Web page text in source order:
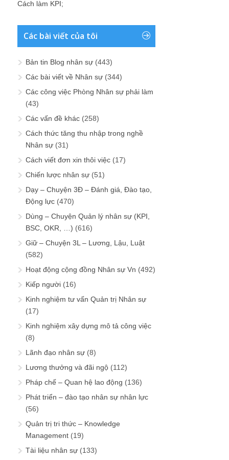
Cách làm KPI;
Các bài viết của tôi
Bản tin Blog nhân sự (443)
Các bài viết về Nhân sự (344)
Các công việc Phòng Nhân sự phải làm
(43)
Các vấn đề khác (258)
Cách thức tăng thu nhập trong nghề
Nhân sự (31)
Cách viết đơn xin thôi việc (17)
Chiến lược nhân sự (51)
Dạy – Chuyện 3Đ – Đánh giá, Đào tạo,
Động lực (470)
Dùng – Chuyện Quản lý nhân sự (KPI,
BSC, OKR, …) (616)
Giữ – Chuyện 3L – Lương, Lậu, Luật
(582)
Hoạt động cộng đồng Nhân sự Vn (492)
Kiếp người (16)
Kinh nghiệm tư vấn Quản trị Nhân sự
(17)
Kinh nghiệm xây dựng mô tả công việc
(8)
Lãnh đạo nhân sự (8)
Lương thưởng và đãi ngộ (112)
Pháp chế – Quan hệ lao động (136)
Phát triển – đào tạo nhân sự nhân lực
(56)
Quản trị tri thức – Knowledge
Management (19)
Tài liệu nhân sự (133)